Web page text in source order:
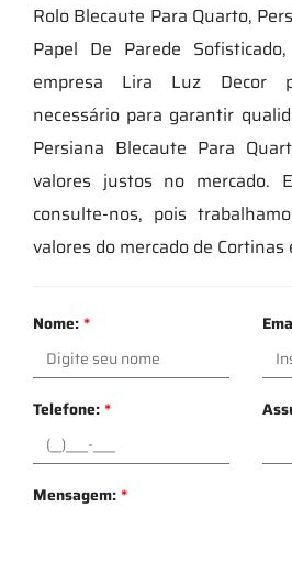
Rolo Blecaute Para Quarto,
Papel De Parede
empresa Lira Luz Decor
necessário para garantir
Persiana Blecaute Para
valores justos no mercado.
consulte-nos, pois
valores do mercado de Cortinas
Nome:*
Telefone:*
Mensagem:*